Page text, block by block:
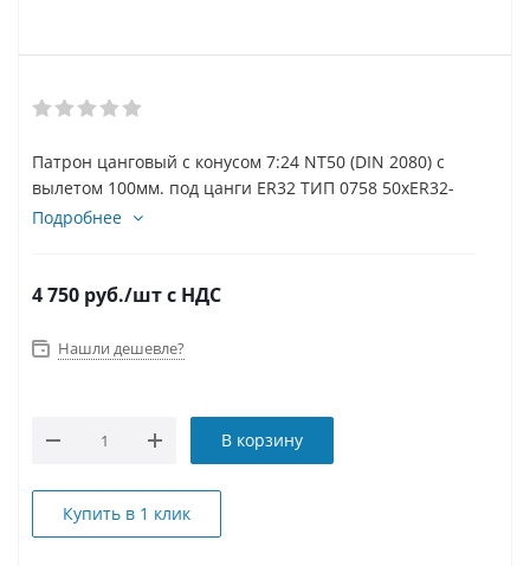
Патрон цанговый с конусом 7:24 NT50 (DIN 2080) с
вылетом 100мм. под цанги ER32 ТИП 0758 50xER32-
100
Подробнее
4 750 руб./штс НДС
Нашли дешевле?
В корзину
Купить в 1 клик